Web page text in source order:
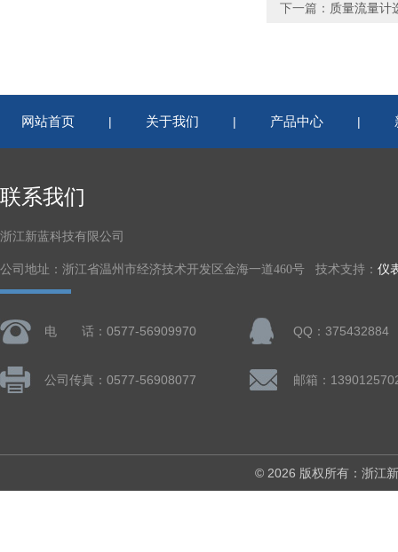
下一篇： 质量流量计
网站首页 | 关于我们 | 产品中心 |
联系我们
浙江新蓝科技有限公司
公司地址：浙江省温州市经济技术开发区金海一道460号 技术支持： 仪
电 话：0577-56909970 QQ：375432884
公司传真：0577-56908077
© 2026 版权所有：浙江